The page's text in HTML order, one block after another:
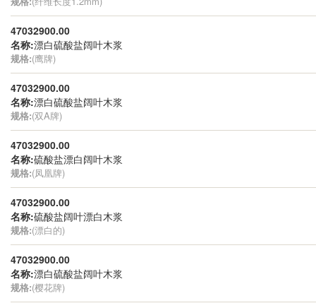
47032900.00
名称:漂白硫酸盐阔叶木浆
规格:(鹰牌)
47032900.00
名称:漂白硫酸盐阔叶木浆
规格:(双A牌)
47032900.00
名称:硫酸盐漂白阔叶木浆
规格:(凤凰牌)
47032900.00
名称:硫酸盐阔叶漂白木浆
规格:(漂白的)
47032900.00
名称:漂白硫酸盐阔叶木浆
规格:(樱花牌)